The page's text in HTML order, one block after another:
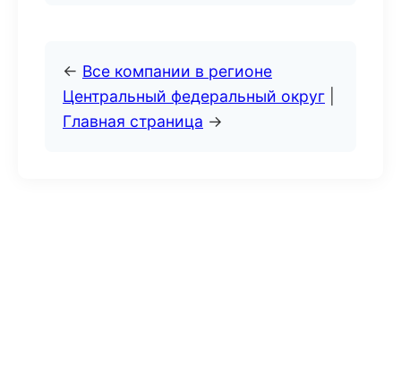
← Все компании в регионе
Центральный федеральный округ
Главная страница →